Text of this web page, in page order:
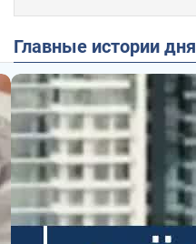
Главные истории дня